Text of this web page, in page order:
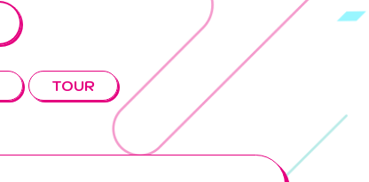
TOUR